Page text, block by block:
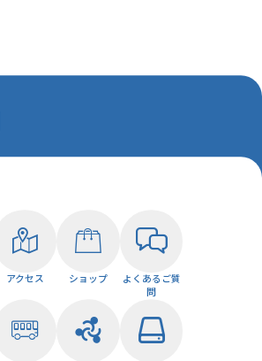
アクセス ショップ
よくあるご質
問